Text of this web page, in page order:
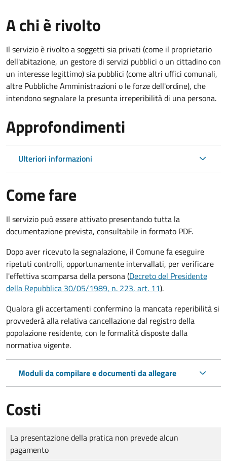
A chi è rivolto
Il servizio è rivolto a soggetti sia privati (come il proprietario
dell'abitazione, un gestore di servizi pubblici o un cittadino con
un interesse legittimo) sia pubblici (come altri uffici comunali,
altre Pubbliche Amministrazioni o le forze dell'ordine), che
intendono segnalare la presunta irreperibilità di una persona.
Approfondimenti
Ulteriori informazioni
Come fare
Il servizio può essere attivato presentando tutta la
documentazione prevista, consultabile in formato PDF.
Dopo aver ricevuto la segnalazione, il Comune fa eseguire
ripetuti controlli, opportunamente intervallati, per verificare
l'effettiva scomparsa della persona (Decreto del Presidente
della Repubblica 30/05/1989, n. 223, art. 11).
Qualora gli accertamenti confermino la mancata reperibilità si
provvederà alla relativa cancellazione dal registro della
popolazione residente, con le formalità disposte dalla
normativa vigente.
Moduli da compilare e documenti da allegare
Costi
Tipo di pagamento
Importo
La presentazione della pratica non prevede alcun
pagamento